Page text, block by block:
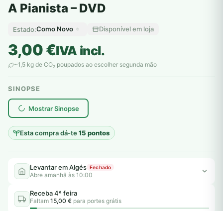
A Pianista – DVD
Estado:Como Novo Disponível em loja
3,00€IVA incl.
~1,5 kg de CO2 poupados ao escolher segunda mão
SINOPSE
Mostrar Sinopse
Esta compra dá-te15 pontos
plantar árvores reais
Levantar em Algés Fechado
Abre amanhã às 10:00
Receba 4ª feira
Faltam 15,00 € para portes grátis